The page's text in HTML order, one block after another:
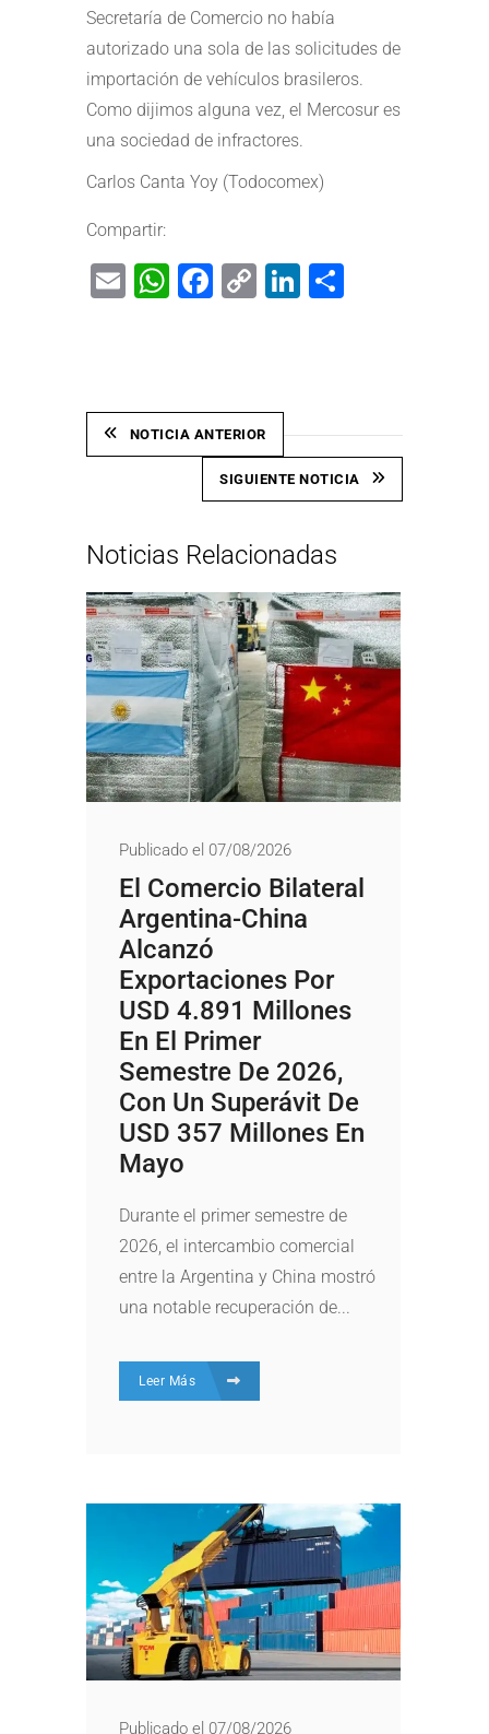
Secretaría de Comercio no había
autorizado una sola de las solicitudes de
importación de vehículos brasileros.
Como dijimos alguna vez, el Mercosur es
una sociedad de infractores.
Carlos Canta Yoy (Todocomex)
Compartir:
EmailWhatsApp
Facebook
CopyLinkedIn
NOTICIA ANTERIOR
SIGUIENTE NOTICIA
Noticias Relacionadas
Publicado el 07/08/2026
El Comercio Bilateral
Argentina-China
Alcanzó
Exportaciones Por
USD 4.891 Millones
En El Primer
Semestre De 2026,
Con Un Superávit De
USD 357 Millones En
Mayo
Durante el primer semestre de
2026, el intercambio comercial
entre la Argentina y China mostró
una notable recuperación de...
Leer Más
Publicado el 07/08/2026